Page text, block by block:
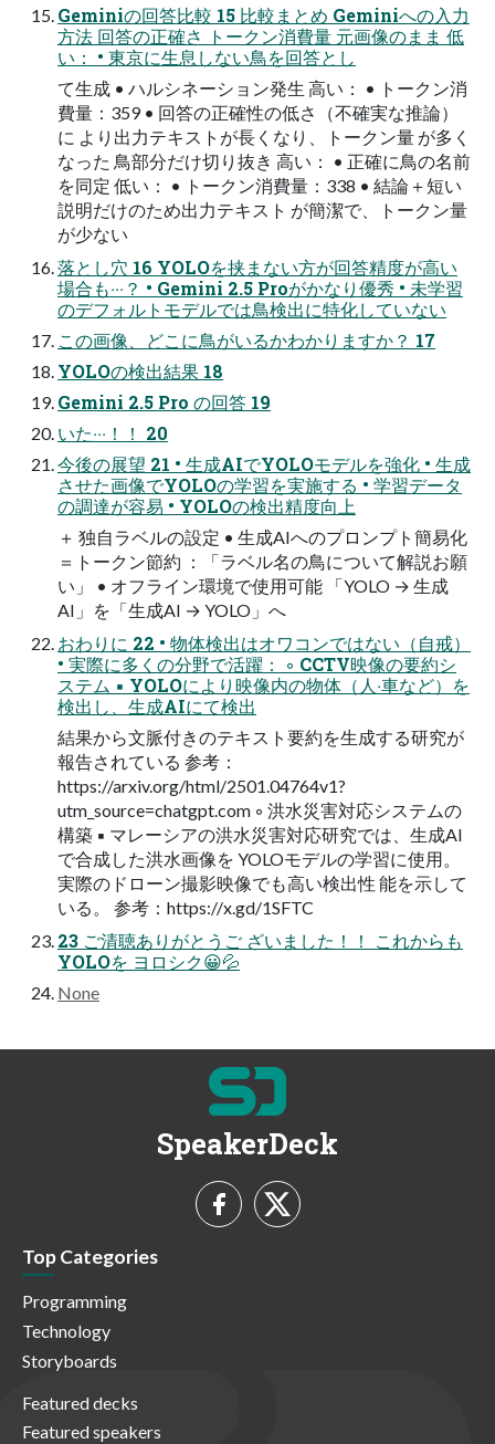
Geminiの回答⽐較 15 ⽐較まとめ Geminiへの入力
方法 回答の正確さ トークン消費量 元画像のまま 低
い： • 東京に生息しない鳥を回答とし
て生成 • ハルシネーション発生 高い： • トークン消
費量：359 • 回答の正確性の低さ（不確実な推論）
に より出力テキストが長くなり、トークン量 が多く
なった 鳥部分だけ切り抜き 高い： • 正確に鳥の名前
を同定 低い： • トークン消費量：338 • 結論＋短い
説明だけのため出力テキスト が簡潔で、トークン量
が少ない
落とし⽳ 16 YOLOを挟まない⽅が回答精度が⾼い
場合も‧‧‧？ • Gemini 2.5 Proがかなり優秀 • 未学習
のデフォルトモデルでは⿃検出に特化していない
この画像、どこに⿃がいるかわかりますか？ 17
YOLOの検出結果 18
Gemini 2.5 Pro の回答 19
いた‧‧‧！！ 20
今後の展望 21 • ⽣成AIでYOLOモデルを強化 • ⽣成
させた画像でYOLOの学習を実施する • 学習データ
の調達が容易 • YOLOの検出精度向上
＋ 独⾃ラベルの設定 • ⽣成AIへのプロンプト簡易化
＝トークン節約 ：「ラベル名の⿃について解説お願
い」 • オフライン環境で使⽤可能 「YOLO → ⽣成
AI」を「⽣成AI → YOLO」へ
おわりに 22 • 物体検出はオワコンではない（⾃戒）
• 実際に多くの分野で活躍： ◦ CCTV映像の要約シ
ステム ▪ YOLOにより映像内の物体（⼈‧⾞など）を
検出し、⽣成AIにて検出
結果から⽂脈付きのテキスト要約を⽣成する研究が
報告されている 参考：
https://arxiv.org/html/2501.04764v1?
utm_source=chatgpt.com ◦ 洪⽔災害対応システムの
構築 ▪ マレーシアの洪⽔災害対応研究では、⽣成AI
で合成した洪⽔画像を YOLOモデルの学習に使⽤。
実際のドローン撮影映像でも⾼い検出性 能を⽰して
いる。 参考：https://x.gd/1SFTC
23 ご清聴ありがとうご ざいました！！ これからも
YOLOを ヨロシク😀💦
None
SpeakerDeck
Top Categories
Programming
Technology
Storyboards
Featured decks
Featured speakers